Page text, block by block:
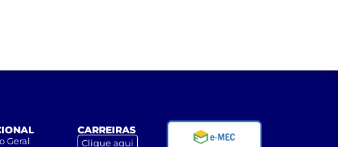
Geral
CARREIRAS
Clique aqui